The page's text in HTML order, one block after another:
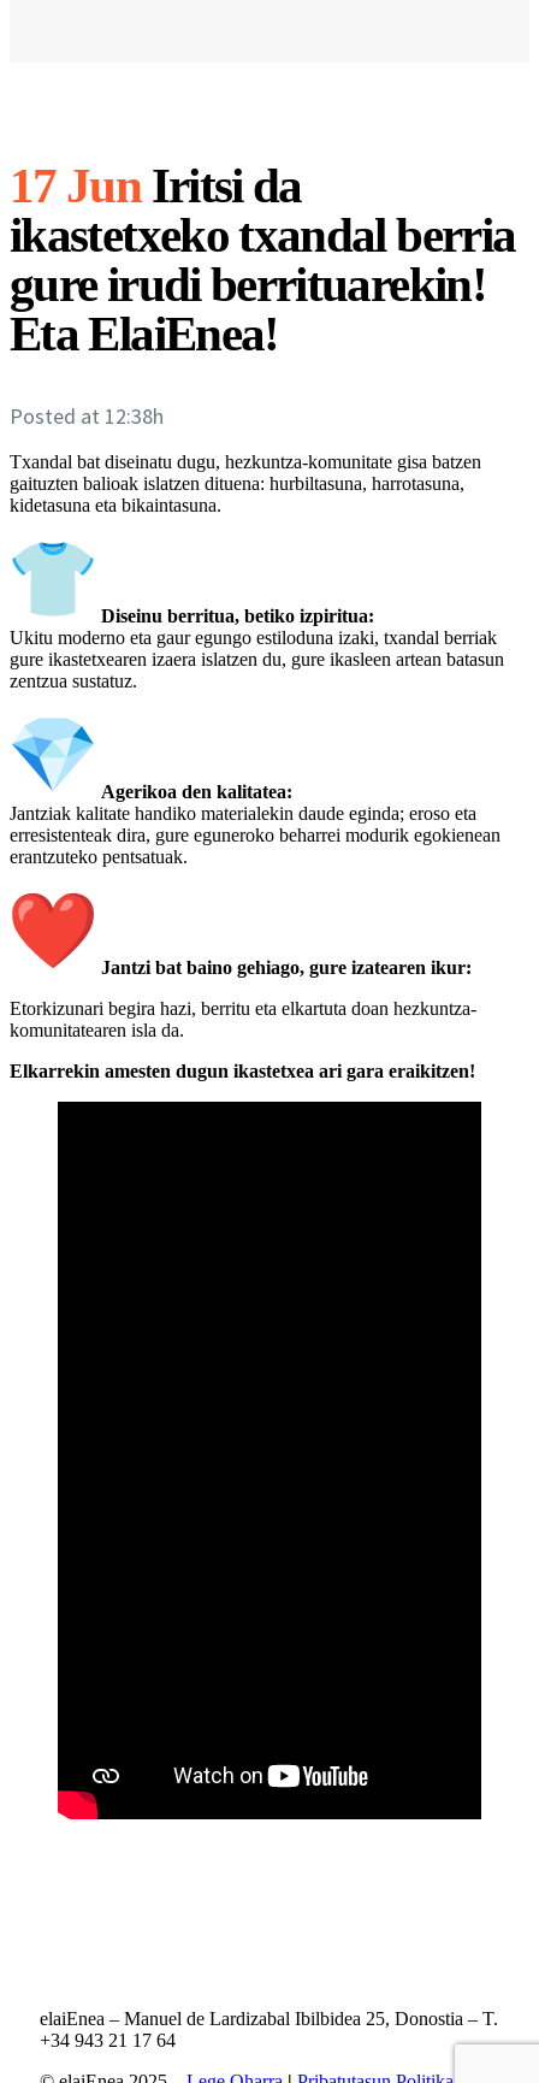
17 JunIritsi da
ikastetxeko txandal berria
gure irudi berrituarekin!
Eta ElaiEnea!
Posted at 12:38h
Txandal bat diseinatu dugu, hezkuntza-komunitate gisa batzen
gaituzten balioak islatzen dituena: hurbiltasuna, harrotasuna,
kidetasuna eta bikaintasuna.
Diseinu berritua, betiko izpiritua:
Ukitu moderno eta gaur egungo estiloduna izaki, txandal berriak
gure ikastetxearen izaera islatzen du, gure ikasleen artean batasun
zentzua sustatuz.
Agerikoa den kalitatea:
Jantziak kalitate handiko materialekin daude eginda; eroso eta
erresistenteak dira, gure eguneroko beharrei modurik egokienean
erantzuteko pentsatuak.
Jantzi bat baino gehiago, gure izatearen ikur:
Etorkizunari begira hazi, berritu eta elkartuta doan hezkuntza-
komunitatearen isla da.
Elkarrekin amesten dugun ikastetxea ari gara eraikitzen!
elaiEnea – Manuel de Lardizabal Ibilbidea 25, Donostia – T.
+34 943 21 17 64